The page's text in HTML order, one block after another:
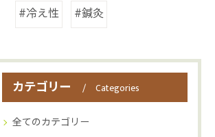
#冷え性
#鍼灸
カテゴリー Categories
全てのカテゴリー